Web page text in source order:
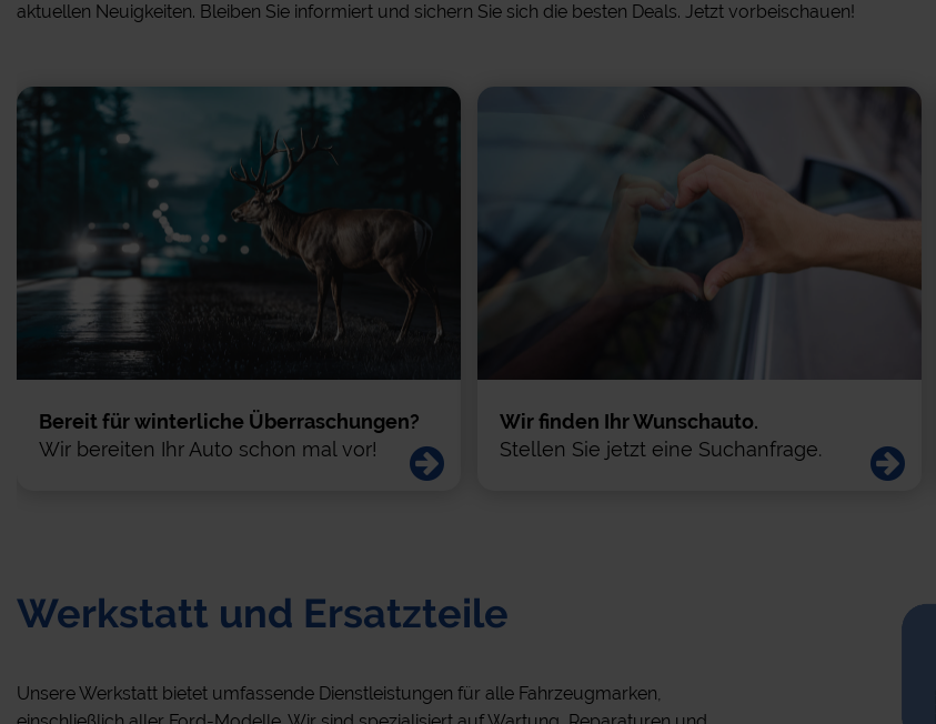
aktuellen Neuigkeiten. Bleiben Sie informiert und sichern Sie sich die besten Deals. Jetzt vorbeischauen!
Bereit für winterliche Überraschungen?
Wir bereiten Ihr Auto schon mal vor!
Wir finden Ihr Wunschauto.
Stellen Sie jetzt eine Suchanfrage.
Werkstatt und Ersatzteile
Unsere Werkstatt bietet umfassende Dienstleistungen für alle Fahrzeugmarken,